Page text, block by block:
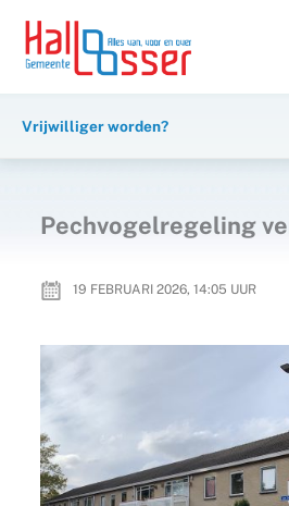
inhoud
naar
Vrijwilliger worden?
Pechvogelregeling
19 FEBRUARI 2026, 14:05 UUR